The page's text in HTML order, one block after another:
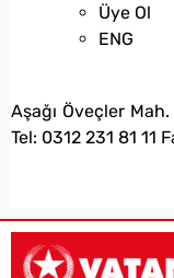
Üye Ol
ENG
Aşağı Öveçler
Tel: 0312 231 81 11